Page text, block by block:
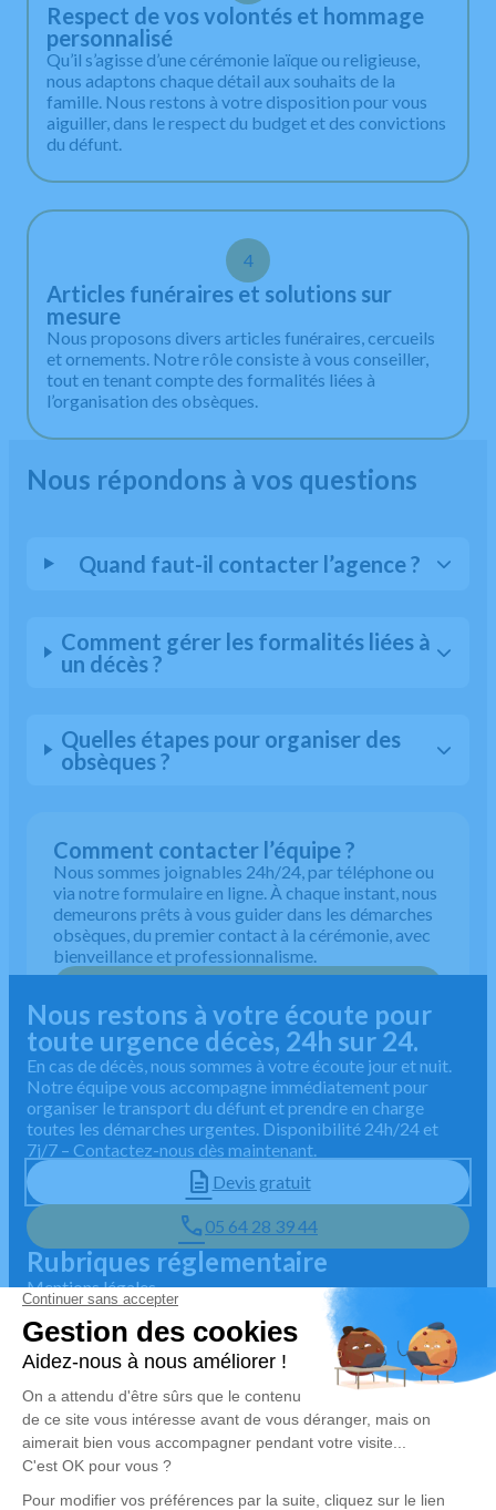
Respect de vos volontés et hommage
personnalisé
Qu’il s’agisse d’une cérémonie laïque ou religieuse,
nous adaptons chaque détail aux souhaits de la
famille. Nous restons à votre disposition pour vous
aiguiller, dans le respect du budget et des convictions
du défunt.
4
Articles funéraires et solutions sur
mesure
Nous proposons divers articles funéraires, cercueils
et ornements. Notre rôle consiste à vous conseiller,
tout en tenant compte des formalités liées à
l’organisation des obsèques.
Nous répondons à vos questions
Quand faut-il contacter l’agence ?
Comment gérer les formalités liées à
un décès ?
Quelles étapes pour organiser des
obsèques ?
Comment contacter l’équipe ?
Nous sommes joignables 24h/24, par téléphone ou
via notre formulaire en ligne. À chaque instant, nous
demeurons prêts à vous guider dans les démarches
obsèques, du premier contact à la cérémonie, avec
bienveillance et professionnalisme.
Nous restons à votre écoute pour
toute urgence décès, 24h sur 24.
En cas de décès, nous sommes à votre écoute jour et nuit.
Notre équipe vous accompagne immédiatement pour
organiser le transport du défunt et prendre en charge
toutes les démarches urgentes. Disponibilité 24h/24 et
7j/7 – Contactez-nous dès maintenant.
Devis gratuit
05 64 28 39 44
Rubriques réglementaire
Mentions légales
Politique de traitement des données personnelles
Politique d'utilisation des cookies
Gestionnaire de cookies
4.9/5 sur Google